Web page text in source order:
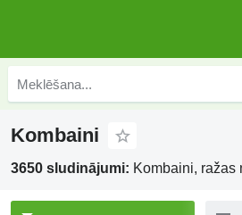
Kombaini
3650 sludinājumi: Kombaini, ražas